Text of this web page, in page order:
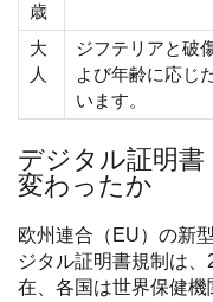
歳
大
人
ジフテリアと破
よび年齢に応じ
います。
デジタル証明
変わったか
欧州連合（EU）の新
ジタル証明書規制は
在、各国は世界保健